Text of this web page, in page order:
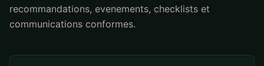
recommandations, evenements, checklists et
communications conformes.